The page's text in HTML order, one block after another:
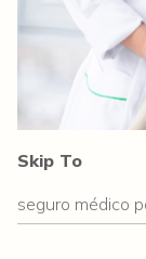
Skip To
seguro médico